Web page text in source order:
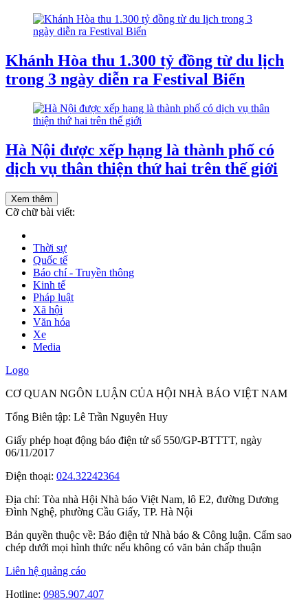
Khánh Hòa thu 1.300 tỷ đồng từ du lịch
trong 3 ngày diễn ra Festival Biển
Hà Nội được xếp hạng là thành phố có
dịch vụ thân thiện thứ hai trên thế giới
Xem thêm
Cỡ chữ bài viết:
Thời sự
Quốc tế
Báo chí - Truyền thông
Kinh tế
Pháp luật
Xã hội
Văn hóa
Xe
Media
Logo
CƠ QUAN NGÔN LUẬN CỦA HỘI NHÀ BÁO VIỆT NAM
Tổng Biên tập: Lê Trần Nguyên Huy
Giấy phép hoạt động báo điện tử số 550/GP-BTTTT, ngày
06/11/2017
Điện thoại: 024.32242364
Địa chỉ: Tòa nhà Hội Nhà báo Việt Nam, lô E2, đường Dương
Đình Nghệ, phường Cầu Giấy, TP. Hà Nội
Bản quyền thuộc về: Báo điện tử Nhà báo & Công luận. Cấm sao
chép dưới mọi hình thức nếu không có văn bản chấp thuận
Liên hệ quảng cáo
Hotline: 0985.907.407